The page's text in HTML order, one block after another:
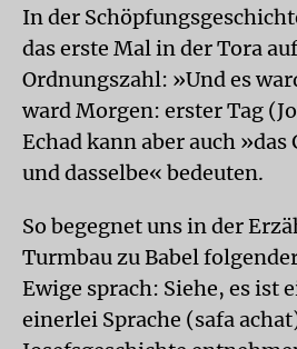
In der
das erste Mal in der Tora
Ordnungszahl: »Und es
ward Morgen: erster Tag
Echad kann aber auch
und dasselbe« bedeuten.
So begegnet uns in der
Turmbau zu Babel
Ewige sprach: Siehe, es ist
einerlei Sprache (safa